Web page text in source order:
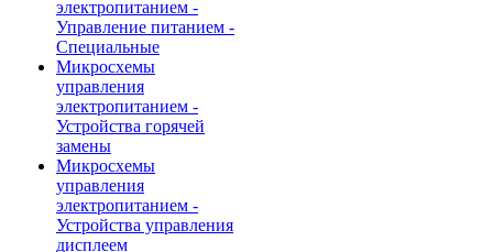
электропитанием -
Управление питанием -
Специальные
Микросхемы
управления
электропитанием -
Устройства горячей
замены
Микросхемы
управления
электропитанием -
Устройства управления
дисплеем